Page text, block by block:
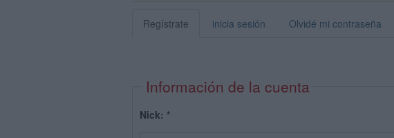
Regístrate inicia sesión Olvidé mi contraseña
Información de la cuenta
Nick: *